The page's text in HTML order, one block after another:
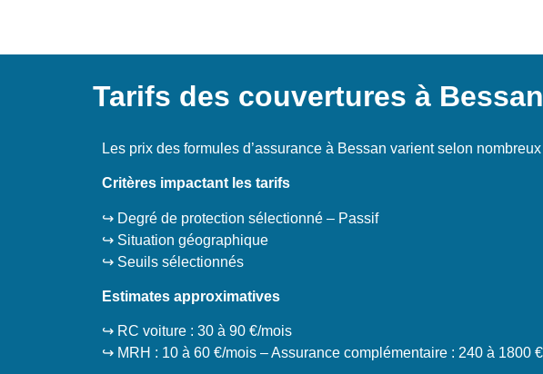
Tarifs des couvertures à Bessan
Les prix des formules d’assurance à Bessan varient selon
Critères impactant les tarifs
↪️ Degré de protection sélectionné – Passif
↪️ Situation géographique
↪️ Seuils sélectionnés
Estimates approximatives
↪️ RC voiture : 30 à 90 €/mois
↪️ MRH : 10 à 60 €/mois – Assurance complémentaire : 240 à 1800